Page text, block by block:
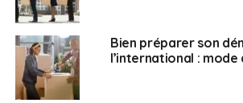
montants conséquents.
Assurance
Pour les séjours dans un pays
Bien préparer son
l’international : mode